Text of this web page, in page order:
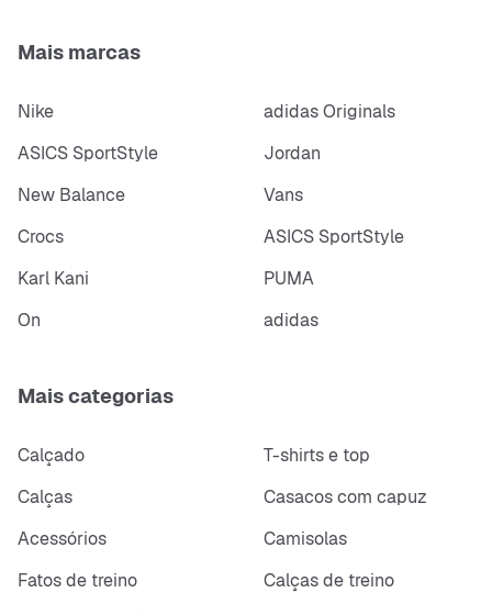
Mais marcas
Nike
adidas Originals
ASICS SportStyle
Jordan
New Balance
Vans
Crocs
ASICS SportStyle
Karl Kani
PUMA
On
adidas
Mais categorias
Calçado
T-shirts e top
Calças
Casacos com capuz
Acessórios
Camisolas
Fatos de treino
Calças de treino